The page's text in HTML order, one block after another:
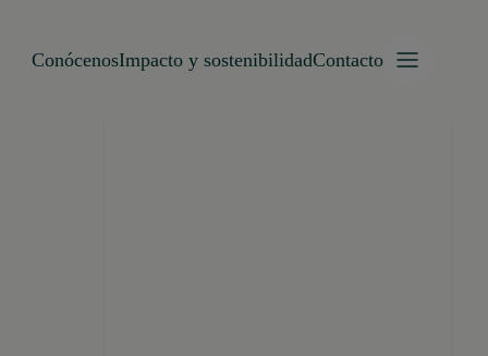
ConócenosImpacto y sostenibilidadContacto